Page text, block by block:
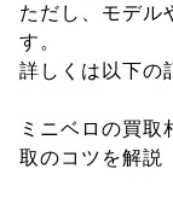
ただし、モデル
す。
詳しくは以下の
ミニベロの買取
取のコツを解説